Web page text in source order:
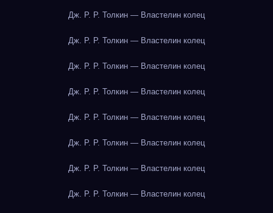
Дж. Р. Р. Толкин — Властелин колец
Дж. Р. Р. Толкин — Властелин колец
Дж. Р. Р. Толкин — Властелин колец
Дж. Р. Р. Толкин — Властелин колец
Дж. Р. Р. Толкин — Властелин колец
Дж. Р. Р. Толкин — Властелин колец
Дж. Р. Р. Толкин — Властелин колец
Дж. Р. Р. Толкин — Властелин колец